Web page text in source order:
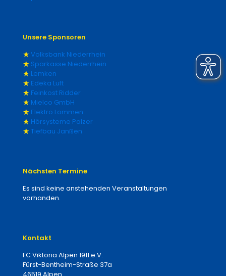
Unsere Sponsoren
Volksbank Niederrhein
Sparkasse Niederrhein
Lemken
Edeka Luft
Feinkost Ridder
Mielco GmbH
Elektro Lommen
Hörsysteme Palzer
Tiefbau Janßen
Nächsten Termine
Es sind keine anstehenden Veranstaltungen
vorhanden.
Kontakt
FC Viktoria Alpen 1911 e.V.
Fürst-Bentheim-Straße 37a